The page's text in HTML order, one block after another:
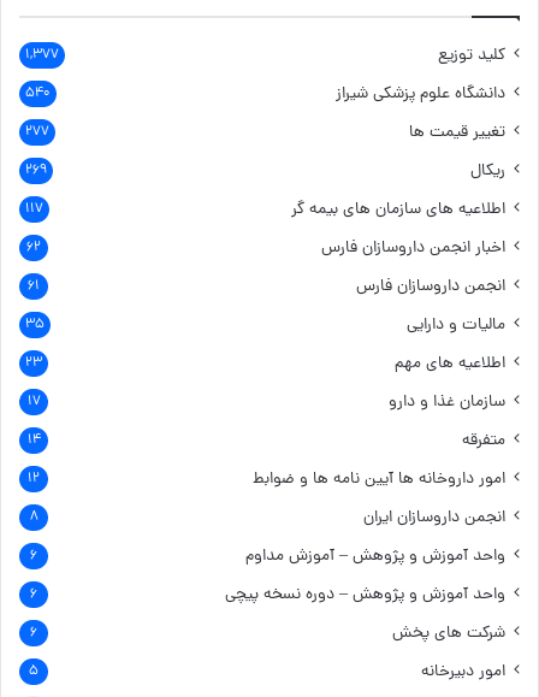
کلید توزیع ۱,۳۷۷
دانشگاه علوم پزشکی شیراز ۵۴۰
تغییر قیمت ها ۲۷۷
ریکال ۲۶۹
اطلاعیه های سازمان های بیمه گر ۱۱۷
اخبار انجمن داروسازان فارس ۶۲
انجمن داروسازان فارس ۶۱
مالیات و دارایی ۳۵
اطلاعیه های مهم ۲۳
سازمان غذا و دارو ۱۷
متفرقه ۱۴
امور داروخانه ها آیین نامه ها و ضوابط ۱۲
انجمن داروسازان ایران ۸
واحد آموزش و پژوهش – آموزش مداوم ۶
واحد آموزش و پژوهش – دوره نسخه پیچی ۶
شرکت های پخش ۶
امور دبیرخانه ۵